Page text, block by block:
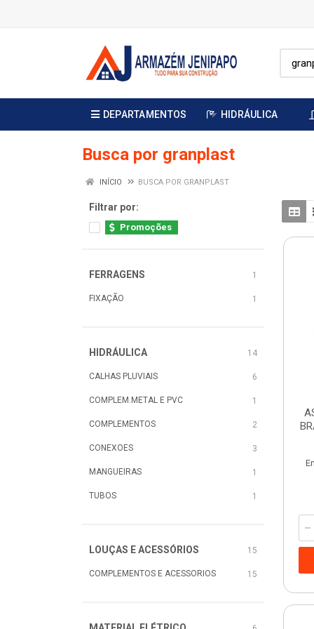
DEPARTAMENTOS HIDRÁULICA
Busca por granplast
INÍCIO BUSCA POR GRANPLAST
Filtrar por:
Promoções
FERRAGENS 1
FIXAÇÃO 1
HIDRÁULICA 14
CALHAS PLUVIAIS 6
COMPLEM.METAL E PVC 1
COMPLEMENTOS 2
CONEXOES 3
MANGUEIRAS 1
TUBOS 1
LOUÇAS E ACESSÓRIOS 15
COMPLEMENTOS E ACESSORIOS 15